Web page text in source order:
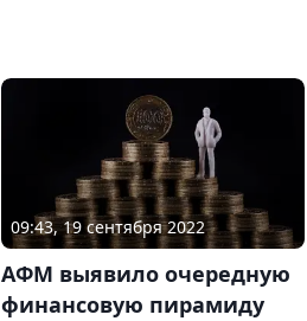
09:43, 19 сентября 2022
АФМ выявило очередную
финансовую пирамиду